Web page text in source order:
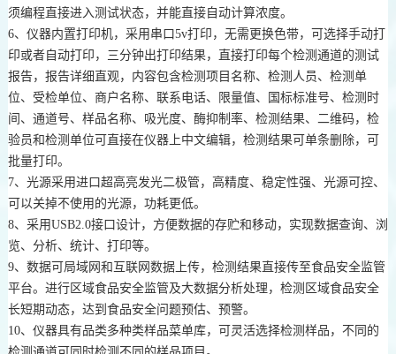
须编程直接进入测试状态，并能直接自动计算浓度。
6、仪器内置打印机，采用串口5v打印，无需更换色带，可选择手动打
印或者自动打印，三分钟出打印结果，直接打印每个检测通道的测试
报告，报告详细直观，内容包含检测项目名称、检测人员、检测单
位、受检单位、商户名称、联系电话、限量值、国标标准号、检测时
间、通道号、样品名称、吸光度、酶抑制率、检测结果、二维码，检
验员和检测单位可直接在仪器上中文编辑，检测结果可单条删除，可
批量打印。
7、光源采用进口超高亮发光二极管，高精度、稳定性强、光源可控、
可以关掉不使用的光源，功耗更低。
8、采用USB2.0接口设计，方便数据的存贮和移动，实现数据查询、浏
览、分析、统计、打印等。
9、数据可局域网和互联网数据上传，检测结果直接传至食品安全监管
平台。进行区域食品安全监管及大数据分析处理，检测区域食品安全
长短期动态，达到食品安全问题预估、预警。
10、仪器具有品类多种类样品菜单库，可灵活选择检测样品，不同的